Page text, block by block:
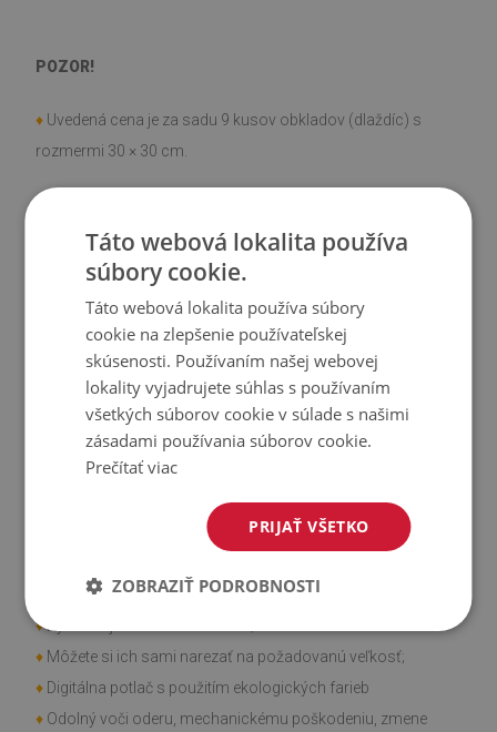
POZOR!
♦ Uvedená cena je za sadu 9 kusov obkladov (dlaždíc) s
rozmermi 30 × 30 cm.
Vinyl vystužený PES sieťovinou s lepidlom
Rozmery obkladu (dlažby): 30 × 30 cm
Hrúbka obkladu (dlažby): 1,6 mm
Použitie
Interiéry izieb;
Steny, podlahy, stropy;
Hladká textúra;
♦Rýchla a jednoduchá montáž;
♦ Môžete si ich sami narezať na požadovanú veľkosť;
♦ Digitálna potlač s použitím ekologických farieb
♦ Odolný voči oderu, mechanickému poškodeniu, zmene
Táto webová lokalita používa
súbory cookie.
Táto webová lokalita používa súbory
cookie na zlepšenie používateľskej
skúsenosti. Používaním našej webovej
lokality vyjadrujete súhlas s používaním
všetkých súborov cookie v súlade s našimi
zásadami používania súborov cookie.
Prečítať viac
PRIJAŤ VŠETKO
ZOBRAZIŤ PODROBNOSTI